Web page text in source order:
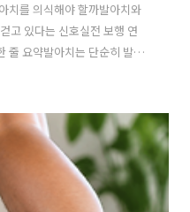
치를 의식해야 할까발아치와
고 있다는 신호실전 보행 연
줄 요약발아치는 단순히 발바
담당하는 핵심 구조입니다. 걸
걷는 법을 따로 배우지 않습니
한 방식”으로 평생을 걷습니다.
식으로 움직이는 것은 아닙니
걷는 습관은 발바닥 피로, 발목
질 수 있습니다. 한 걸음은 작지